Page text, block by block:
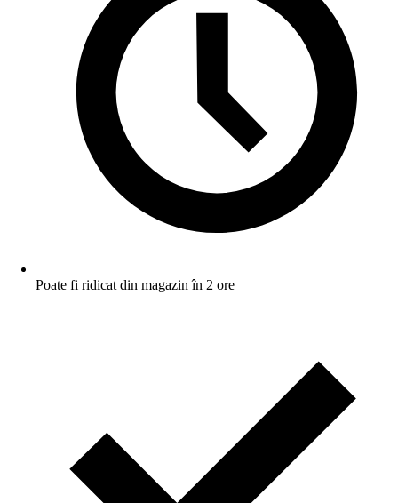
Poate fi ridicat din magazin în 2 ore